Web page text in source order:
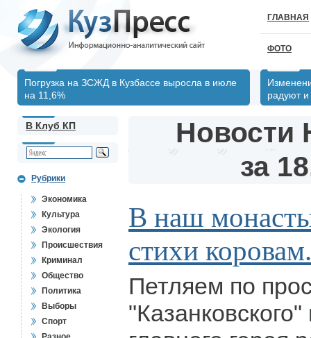
ГЛАВНАЯ
ФОТО
Погрузка на ЗСЖД в Кузбассе выросла в июле
на 11,6%
радуют и
В Клуб КП
Рубрики
Экономика
Культура
Экология
Происшествия
Криминал
Общество
Политика
Выборы
Спорт
Новости
за
В наш
стихи
Петляем по